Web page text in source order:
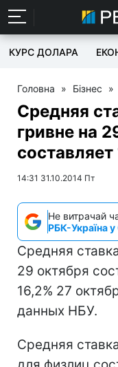
КУРС ДОЛАРА
Головна » Бізнес »
Средняя
гривне на
14:31 31.10.2014 Пт
Не витрачай
РБК-Україна
Средняя
29 октября
16,2% 27
данных НБУ.
Средняя